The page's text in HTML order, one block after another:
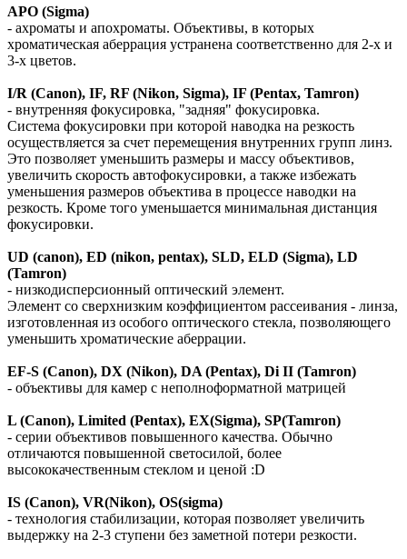
APO (Sigma)
- ахроматы и апохроматы. Объективы, в которых
хроматическая аберрация устранена соответственно для 2-х и
3-х цветов.
I/R (Canon), IF, RF (Nikon, Sigma), IF (Pentax, Tamron)
- внутренняя фокусировка, "задняя" фокусировка.
Система фокусировки при которой наводка на резкость
осуществляется за счет перемещения внутренних групп линз.
Это позволяет уменьшить размеры и массу объективов,
увеличить скорость автофокусировки, а также избежать
уменьшения размеров объектива в процессе наводки на
резкость. Кроме того уменьшается минимальная дистанция
фокусировки.
UD (canon), ED (nikon, pentax), SLD, ELD (Sigma), LD
(Tamron)
- низкодисперсионный оптический элемент.
Элемент со сверхнизким коэффициентом рассеивания - линза,
изготовленная из особого оптического стекла, позволяющего
уменьшить хроматические аберрации.
EF-S (Canon), DX (Nikon), DA (Pentax), Di II (Tamron)
- объективы для камер с неполноформатной матрицей
L (Canon), Limited (Pentax), EX(Sigma), SP(Tamron)
- серии объективов повышенного качества. Обычно
отличаются повышенной светосилой, более
высококачественным стеклом и ценой :D
IS (Canon), VR(Nikon), OS(sigma)
- технология стабилизации, которая позволяет увеличить
выдержку на 2-3 ступени без заметной потери резкости.